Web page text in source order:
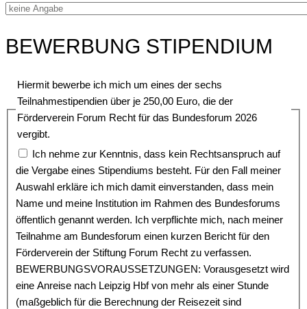
BEWERBUNG STIPENDIUM
Hiermit bewerbe ich mich um eines der sechs
Teilnahmestipendien über je 250,00 Euro, die der
Förderverein Forum Recht für das Bundesforum 2026
vergibt.
Ich nehme zur Kenntnis, dass kein Rechtsanspruch auf
die Vergabe eines Stipendiums besteht. Für den Fall meiner
Auswahl erkläre ich mich damit einverstanden, dass mein
Name und meine Institution im Rahmen des Bundesforums
öffentlich genannt werden. Ich verpflichte mich, nach meiner
Teilnahme am Bundesforum einen kurzen Bericht für den
Förderverein der Stiftung Forum Recht zu verfassen.
BEWERBUNGSVORAUSSETZUNGEN: Vorausgesetzt wird
eine Anreise nach Leipzig Hbf von mehr als einer Stunde
(maßgeblich für die Berechnung der Reisezeit sind